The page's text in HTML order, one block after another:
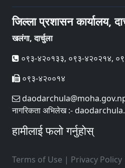
जिल्ला प्रशासन कार्यालय,
खलंगा, दार्चुला
०९३-४२०१३३, ०९३-४२०२१४,
०९३-४२००१४
नागरिकता अभिलेख :-
हामीलाई फलो गर्नुहोस्
Terms of Use | Privacy Policy